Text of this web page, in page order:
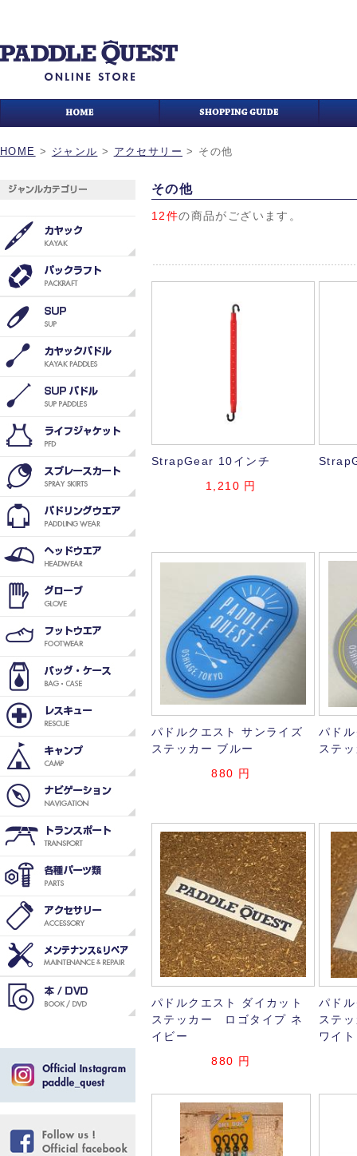
HOME > ジャンル > アクセサリー > その他
その他
12件の商品がございます。
StrapGear 10インチ
1,210 円
パドルクエスト サンライズ
ステッカー ブルー
880 円
パド
ステ
パドルクエスト ダイカット
ステッカー ロゴタイプ ネ
イビー
880 円
パド
ステ
ワイト